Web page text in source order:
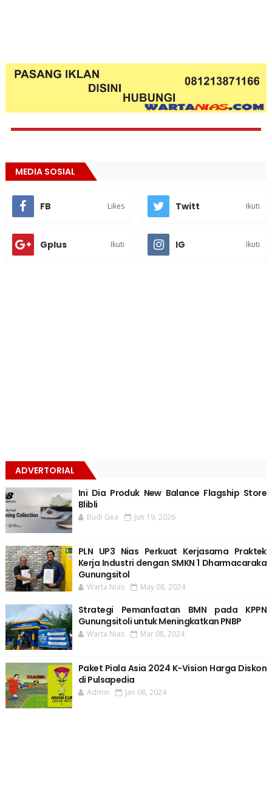
MEDIA SOSIAL
FB Likes Twitt Ikuti
Gplus Ikuti IG Ikuti
ADVERTORIAL
Ini Dia Produk New Balance Flagship Store
Blibli
Budi Gea Jun 19, 2026
PLN UP3 Nias Perkuat Kerjasama Praktek
Kerja Industri dengan SMKN 1 Dharmacaraka
Gunungsitol
Warta Nias May 08, 2024
Strategi Pemanfaatan BMN pada KPPN
Gunungsitoli untuk Meningkatkan PNBP
Warta Nias Mar 08, 2024
Paket Piala Asia 2024 K-Vision Harga Diskon
di Pulsapedia
Admin Jan 08, 2024